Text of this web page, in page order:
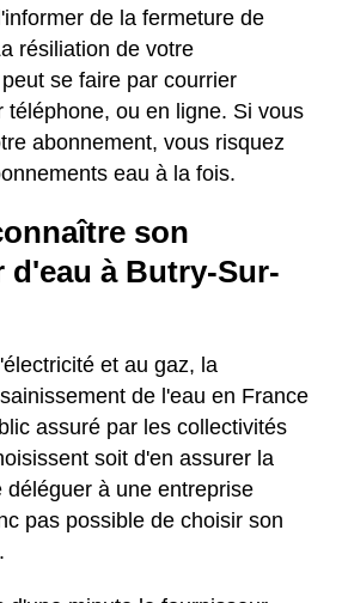
de la fermeture de
résiliation de votre
se faire par courrier
téléphone, ou en ligne. Si vous
abonnement, vous risquez
eau à la fois.
son
à Butry-Sur-
et au gaz, la
de l'eau en France
assuré par les collectivités
soit d'en assurer la
déléguer à une entreprise
pas possible de choisir son